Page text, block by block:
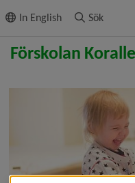
innehållet
In English Sök